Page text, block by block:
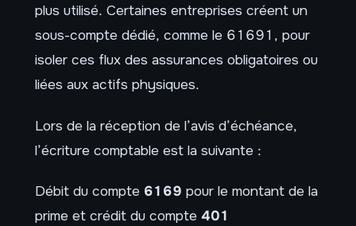
plus utilisé. Certaines entreprises créent un
sous-compte dédié, comme le 61691, pour
isoler ces flux des assurances obligatoires ou
liées aux actifs physiques.
Lors de la réception de l’avis d’échéance,
l’écriture comptable est la suivante :
Débit du compte 6169 pour le montant de la
prime et crédit du compte 401